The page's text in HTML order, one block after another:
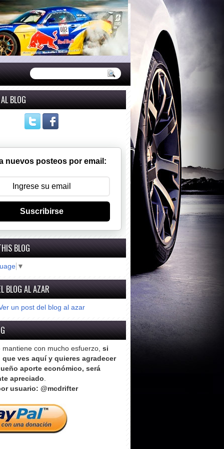
BLOG
nuevos posteos por email:
Suscribirse
BLOG
▼
BLOG AL AZAR
un post del blog al azar
mantiene con mucho esfuerzo, si
ves aquí y quieres agradecer
aporte económico, será
apreciado.
usuario: @mcdrifter